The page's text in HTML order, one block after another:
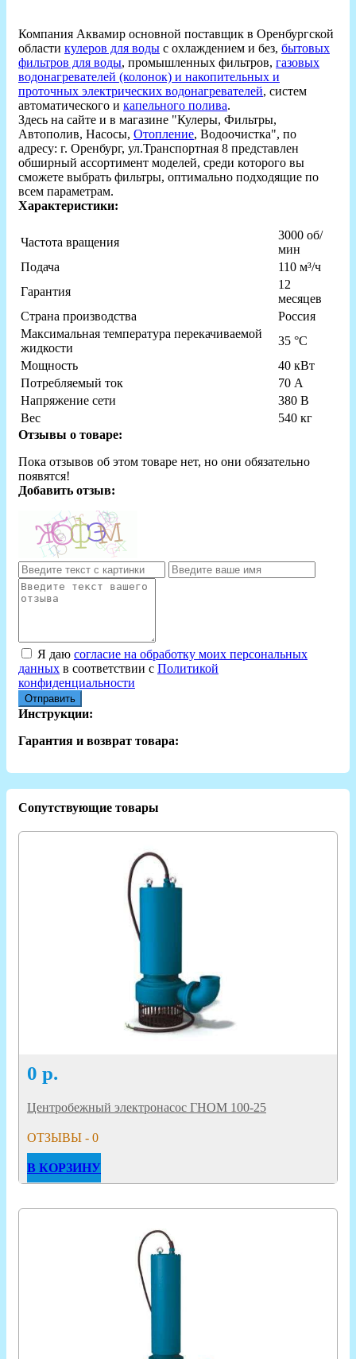
Компания Аквамир основной поставщик в Оренбургской
области кулеров для воды с охлаждением и без, бытовых
фильтров для воды, промышленных фильтров, газовых
водонагревателей (колонок) и накопительных и
проточных электрических водонагревателей, систем
автоматического и капельного полива.
Здесь на сайте и в магазине "Кулеры, Фильтры,
Автополив, Насосы, Отопление, Водоочистка", по
адресу: г. Оренбург, ул.Транспортная 8 представлен
обширный ассортимент моделей, среди которого вы
сможете выбрать фильтры, оптимально подходящие по
всем параметрам.
Характеристики:
Частота вращения
3000 об/
мин
Подача
110 м³/ч
Гарантия
12
месяцев
Страна производства
Россия
Максимальная температура перекачиваемой
жидкости
35 °C
Мощность
40 кВт
Потребляемый ток
70 А
Напряжение сети
380 В
Вес
540 кг
Отзывы о товаре:
Пока отзывов об этом товаре нет, но они обязательно
появятся!
Добавить отзыв:
Я даю согласие на обработку моих персональных
данных в соответствии с Политикой
конфиденциальности
Отправить
Инструкции:
Гарантия и возврат товара:
Сопутствующие товары
0 р.
Центробежный электронасос ГНОМ 100-25
ОТЗЫВЫ - 0
В КОРЗИНУ